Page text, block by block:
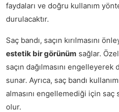
faydaları ve doğru kullanım
durulacaktır.
Saç bandı, saçın kırılmasını
estetik bir görünüm sağlar.
saçın dağılmasını engelleyerek
sunar. Ayrıca, saç bandı
almasını engellemediği için saç
olur.